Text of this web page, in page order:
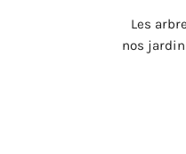
Les
nos